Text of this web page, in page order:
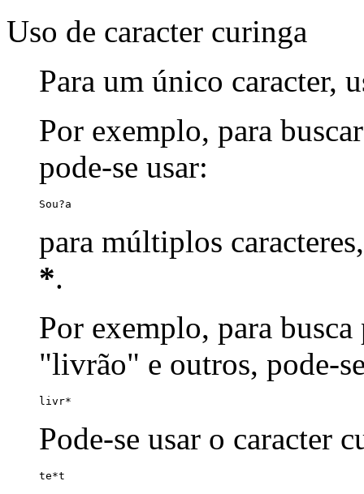
Uso de caracter curinga
Para um único caracter,
Por exemplo, para
pode-se usar:
Sou?a
para múltiplos
*.
Por exemplo, para
"livrão" e outros, pode-
livr*
Pode-se usar o caracter
te*t